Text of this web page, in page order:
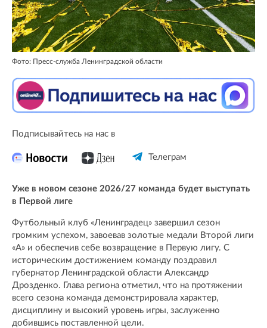
Фото: Пресс-служба Ленинградской области
Подписывайтесь на нас в
Телеграм
Уже в новом сезоне 2026/27 команда будет выступать
в Первой лиге
Футбольный клуб «Ленинградец» завершил сезон
громким успехом, завоевав золотые медали Второй лиги
«А» и обеспечив себе возвращение в Первую лигу. С
историческим достижением команду поздравил
губернатор Ленинградской области Александр
Дрозденко. Глава региона отметил, что на протяжении
всего сезона команда демонстрировала характер,
дисциплину и высокий уровень игры, заслуженно
добившись поставленной цели.